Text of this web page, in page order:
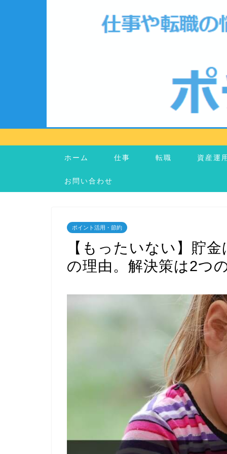
ホーム 仕事 転職 資産運
お問い合わせ
ポイント活用・節約
【もったいない】貯
の理由。解決策は2つ